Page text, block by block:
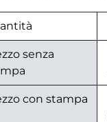
senza
con stampa